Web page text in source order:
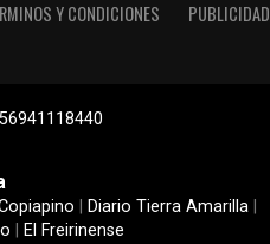
Y CONDICIONES PUBLICIDAD
Diario Tierra Amarilla
El Freirinense